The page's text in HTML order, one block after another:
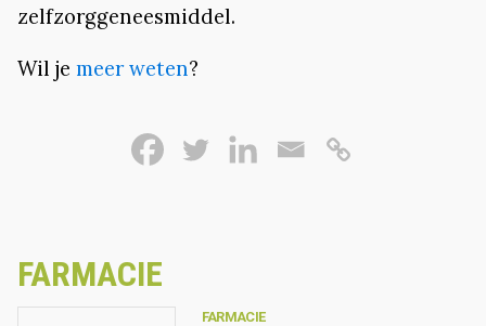
zelfzorggeneesmiddel.
Wil je meer weten?
FARMACIE
FARMACIE